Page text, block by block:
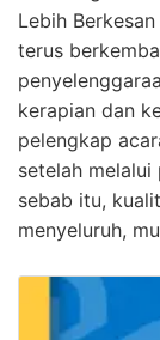
Lebih
terus
kerapian dan
pelengkap
setelah
sebab itu,
menyeluruh,